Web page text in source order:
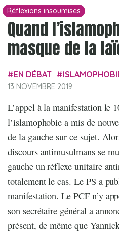
Réflexions insoumises
Quand
masque de la
EN DÉBAT
13 NOVEMBRE 2019
L’appel à la manifestation le
l’islamophobie a mis de
de la gauche sur ce sujet.
discours antimusulmans se
gauche un réflexe unitaire
totalement le cas. Le PS a
manifestation. Le PCF n’y
son secrétaire général a
présent, de même que